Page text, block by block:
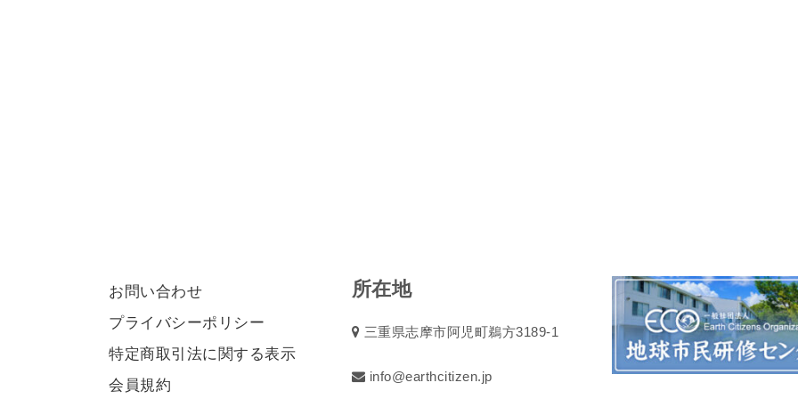
お問い合わせ
プライバシーポリシー
特定商取引法に関する表示
会員規約
所在地
三重県志摩市阿児町鵜方3189-1
info@earthcitizen.jp